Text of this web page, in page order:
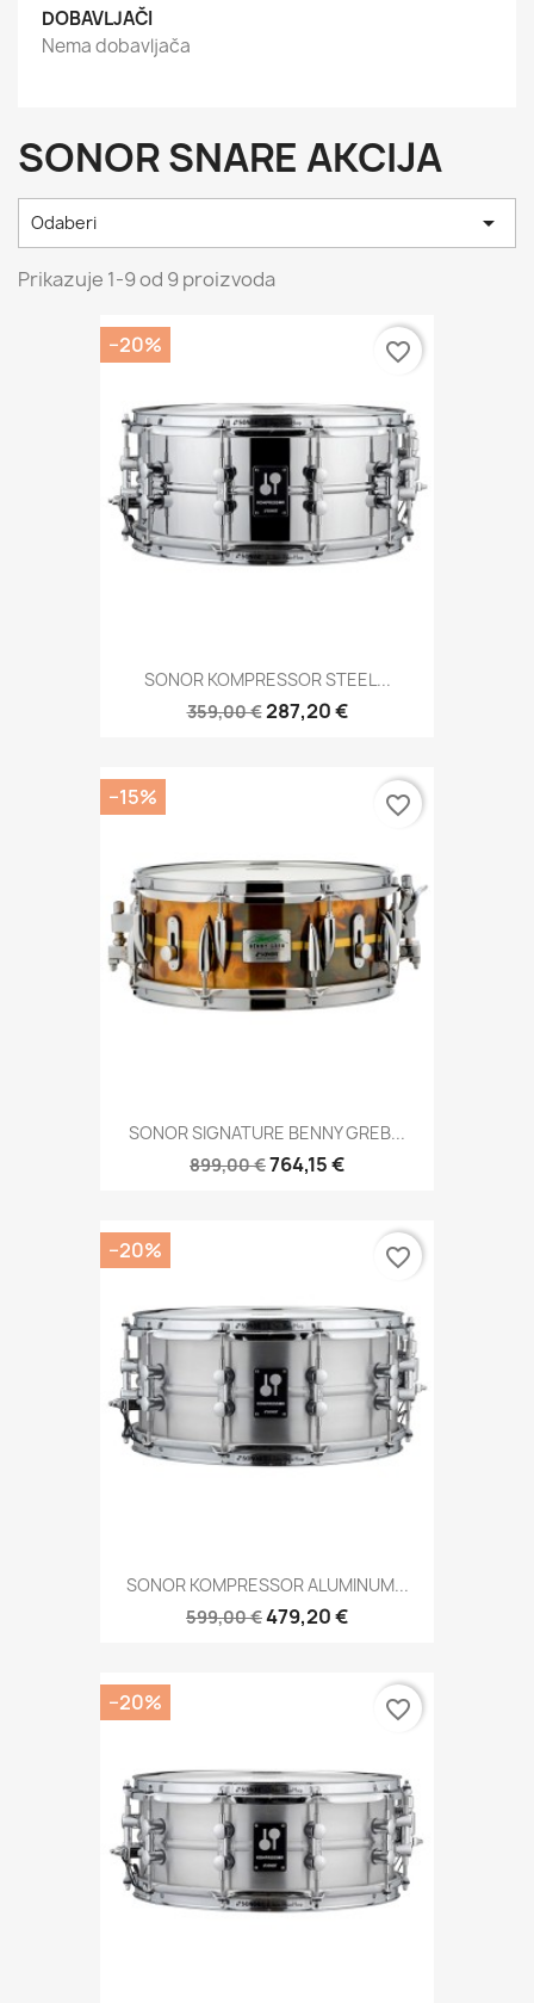
DOBAVLJAČI
Nema dobavljača
SONOR SNARE AKCIJA
Odaberi 
Prikazuje 1-9 od 9 proizvoda
SONOR KOMPRESSOR STEEL...
359,00 €287,20 €
−20% favorite_border
SONOR SIGNATURE BENNY GREB...
899,00 €764,15 €
−15% favorite_border
SONOR KOMPRESSOR ALUMINUM...
599,00 €479,20 €
−20% favorite_border
−20% favorite_border